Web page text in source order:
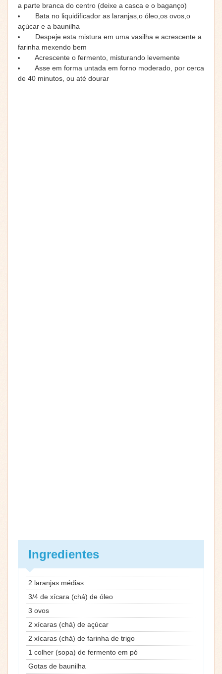
a parte branca do centro (deixe a casca e o baganço)
Bata no liquidificador as laranjas,o óleo,os ovos,o
açúcar e a baunilha
Despeje esta mistura em uma vasilha e acrescente a
farinha mexendo bem
Acrescente o fermento, misturando levemente
Asse em forma untada em forno moderado, por cerca
de 40 minutos, ou até dourar
Ingredientes
2 laranjas médias
3/4 de xícara (chá) de óleo
3 ovos
2 xícaras (chá) de açúcar
2 xícaras (chá) de farinha de trigo
1 colher (sopa) de fermento em pó
Gotas de baunilha